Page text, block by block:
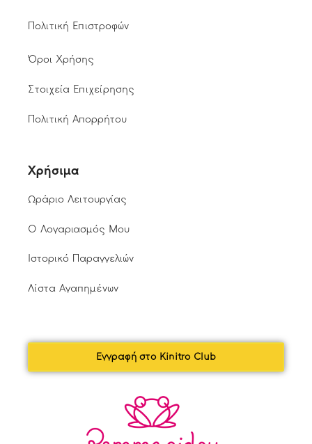
Πολιτική Επιστροφών
Όροι Χρήσης
Στοιχεία Επιχείρησης
Πολιτική Απορρήτου
Χρήσιμα
Ωράριο Λειτουργίας
Ο Λογαριασμός Μου
Ιστορικό Παραγγελιών
Λίστα Αγαπημένων
Εγγραφή στο Kinitro Club